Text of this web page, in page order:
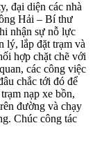
đại diện các nhà
Hải – Bí thư
nhận sự nỗ lực
lý, lắp đặt trạm và
hợp chặt chẽ với
các công việc
chắc tới đó để
nạp xe bồn,
đường và chạy
Chúc công tác